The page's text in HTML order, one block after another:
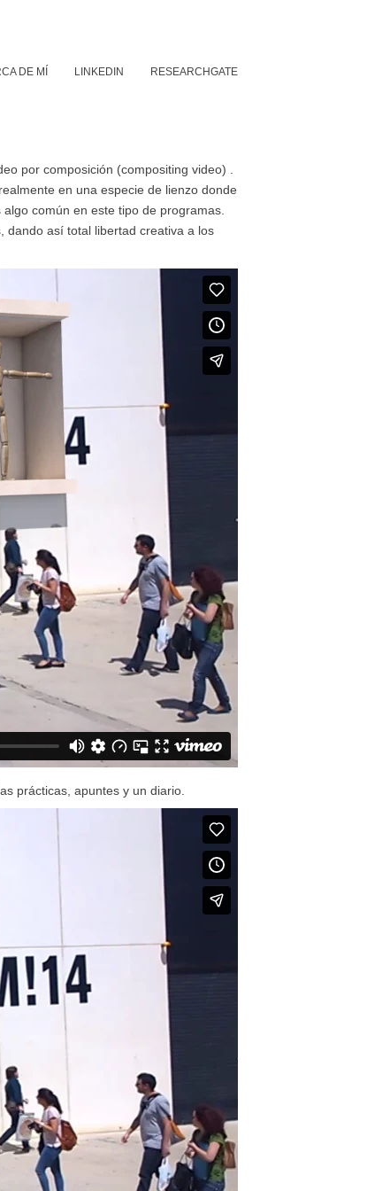
DE MÍ LINKEDIN RESEARCHGATE
por composición (compositing video) .
en una especie de lienzo donde
común en este tipo de programas.
dando así total libertad creativa a los
prácticas, apuntes y un diario.